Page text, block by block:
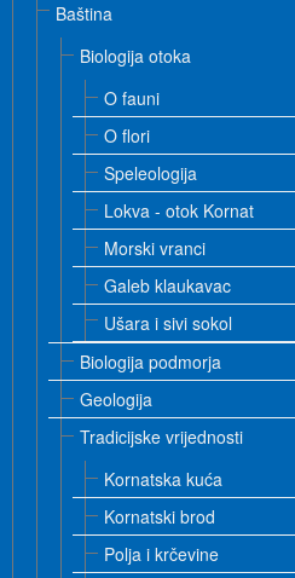
Baština
Biologija otoka
O fauni
O flori
Speleologija
Lokva - otok Kornat
Morski vranci
Galeb klaukavac
Ušara i sivi sokol
Biologija podmorja
Geologija
Tradicijske vrijednosti
Kornatska kuća
Kornatski brod
Polja i krčevine